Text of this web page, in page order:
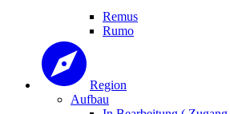
Remus
Rumo
Region
Aufbau